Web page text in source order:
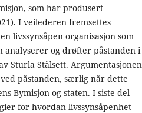
som har produsert
. I veilederen fremsettes
livssynsåpen organisasjon som
analyserer og drøfter påstanden i
Sturla Stålsett. Argumentasjonen
påstanden, særlig når dette
Bymisjon og staten. I siste del
for hvordan livssynsåpenhet